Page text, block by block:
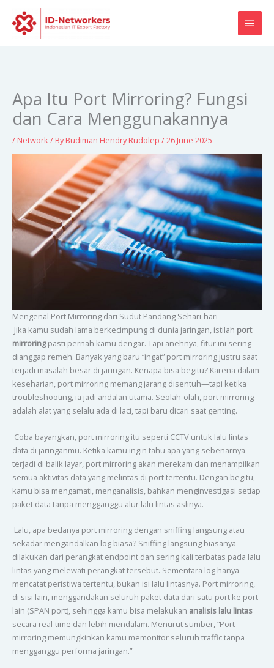
content
Apa Itu Port Mirroring? Fungsi
dan Cara Menggunakannya
/ Network/ ByBudiman Hendry Rudolep /26 June 2025
Mengenal Port Mirroring dari Sudut Pandang Sehari-hari
Jika kamu sudah lama berkecimpung di dunia jaringan, istilah port
mirroringpasti pernah kamu dengar. Tapi anehnya, fitur ini sering
dianggap remeh. Banyak yang baru “ingat” port mirroring justru saat
terjadi masalah besar di jaringan. Kenapa bisa begitu? Karena dalam
keseharian, port mirroring memang jarang disentuh—tapi ketika
troubleshooting, ia jadi andalan utama. Seolah-olah, port mirroring
adalah alat yang selalu ada di laci, tapi baru dicari saat genting.
Coba bayangkan, port mirroring itu seperti CCTV untuk lalu lintas
data di jaringanmu. Ketika kamu ingin tahu apa yang sebenarnya
terjadi di balik layar, port mirroring akan merekam dan menampilkan
semua aktivitas data yang melintas di port tertentu. Dengan begitu,
kamu bisa mengamati, menganalisis, bahkan menginvestigasi setiap
paket data tanpa mengganggu alur lalu lintas aslinya.
Lalu, apa bedanya port mirroring dengan sniffing langsung atau
sekadar mengandalkan log biasa? Sniffing langsung biasanya
dilakukan dari perangkat endpoint dan sering kali terbatas pada lalu
lintas yang melewati perangkat tersebut. Sementara log hanya
mencatat peristiwa tertentu, bukan isi lalu lintasnya. Port mirroring,
di sisi lain, menggandakan seluruh paket data dari satu port ke port
lain (SPAN port), sehingga kamu bisa melakukan analisis lalu lintas
secara real-time dan lebih mendalam. Menurut sumber, “Port
mirroring memungkinkan kamu memonitor seluruh traffic tanpa
mengganggu performa jaringan.”